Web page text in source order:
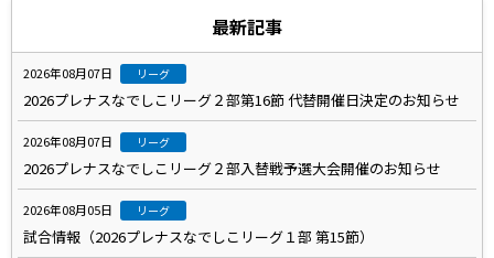
最新記事
2026年08月07日 リーグ
2026プレナスなでしこリーグ２部第16節 代替開催日決定のお知らせ
2026年08月07日 リーグ
2026プレナスなでしこリーグ２部入替戦予選大会開催のお知らせ
2026年08月05日 リーグ
試合情報（2026プレナスなでしこリーグ１部 第15節）